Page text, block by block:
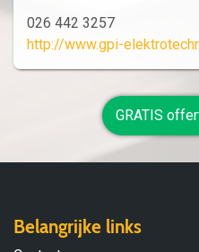
026 442 3257
http://www.gpi-
GRATIS
Belangrijke links